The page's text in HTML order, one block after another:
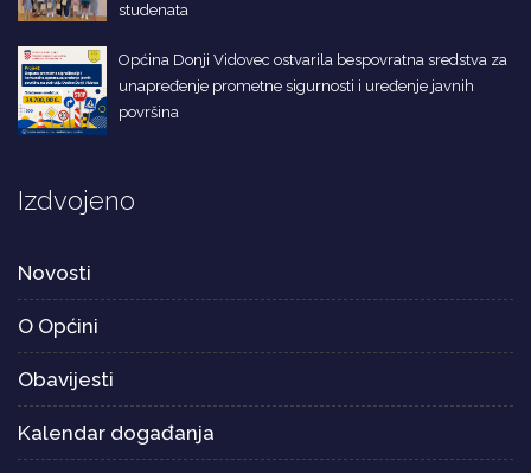
studenata
Općina Donji Vidovec ostvarila bespovratna sredstva za
unapređenje prometne sigurnosti i uređenje javnih
površina
Izdvojeno
Novosti
O Općini
Obavijesti
Kalendar događanja